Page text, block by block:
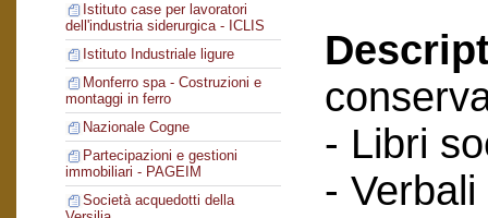
Istituto case per lavoratori
dell'industria siderurgica - ICLIS
Istituto Industriale ligure
Monferro spa - Costruzioni e
montaggi in ferro
Nazionale Cogne
Partecipazioni e gestioni
immobiliari - PAGEIM
Società acquedotti della
- Libri
-